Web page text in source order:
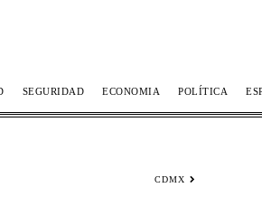
SEGURIDAD ECONOMIA POLÍTICA
CDMX